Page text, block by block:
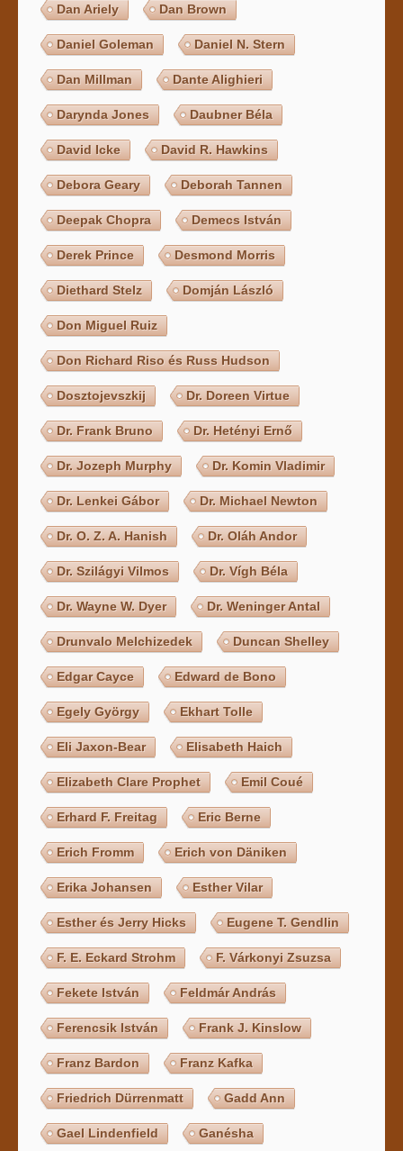
Dan Ariely Dan Brown
Daniel Goleman Daniel N. Stern
Dan Millman Dante Alighieri
Darynda Jones Daubner Béla
David Icke David R. Hawkins
Debora Geary Deborah Tannen
Deepak Chopra Demecs István
Derek Prince Desmond Morris
Diethard Stelz Domján László
Don Miguel Ruiz
Don Richard Riso és Russ Hudson
Dosztojevszkij Dr. Doreen Virtue
Dr. Frank Bruno Dr. Hetényi Ernő
Dr. Jozeph Murphy Dr. Komin Vladimir
Dr. Lenkei Gábor Dr. Michael Newton
Dr. O. Z. A. Hanish Dr. Oláh Andor
Dr. Szilágyi Vilmos Dr. Vígh Béla
Dr. Wayne W. Dyer Dr. Weninger Antal
Drunvalo Melchizedek Duncan Shelley
Edgar Cayce Edward de Bono
Egely György Ekhart Tolle
Eli Jaxon-Bear Elisabeth Haich
Elizabeth Clare Prophet Emil Coué
Erhard F. Freitag Eric Berne
Erich Fromm Erich von Däniken
Erika Johansen Esther Vilar
Esther és Jerry Hicks Eugene T. Gendlin
F. E. Eckard Strohm F. Várkonyi Zsuzsa
Fekete István Feldmár András
Ferencsik István Frank J. Kinslow
Franz Bardon Franz Kafka
Friedrich Dürrenmatt Gadd Ann
Gael Lindenfield Ganésha